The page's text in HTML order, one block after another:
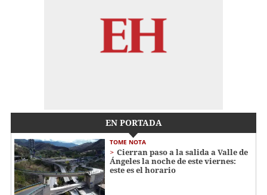
EN PORTADA
TOME NOTA
Cierran paso a la salida a Valle de
Ángeles la noche de este viernes:
este es el horario